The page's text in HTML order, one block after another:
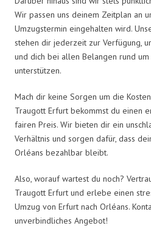
Wir passen uns deinem Zeitplan an
Umzugstermin eingehalten wird.
stehen dir jederzeit zur Verfügung,
und dich bei allen Belangen rund
unterstützen.
Mach dir keine Sorgen um die
Traugott Erfurt bekommst du einen
fairen Preis. Wir bieten dir ein
Verhältnis und sorgen dafür, dass
Orléans bezahlbar bleibt.
Also, worauf wartest du noch?
Traugott Erfurt und erlebe einen
Umzug von Erfurt nach Orléans.
unverbindliches Angebot!